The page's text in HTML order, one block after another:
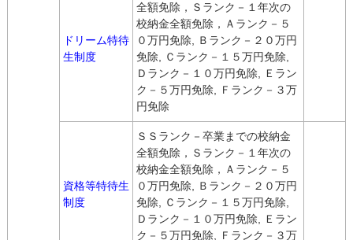
ドリーム特待
生制度
全額免除，Ｓランク－１年次の
校納金全額免除，Ａランク－５
０万円免除, Ｂランク－２０万円
免除, Ｃランク－１５万円免除,
Ｄランク－１０万円免除, Ｅラン
ク－５万円免除, Ｆランク－３万
円免除
資格等特待生
制度
ＳＳランク－卒業までの校納金
全額免除，Ｓランク－１年次の
校納金全額免除，Ａランク－５
０万円免除, Ｂランク－２０万円
免除, Ｃランク－１５万円免除,
Ｄランク－１０万円免除, Ｅラン
ク－５万円免除, Ｆランク－３万